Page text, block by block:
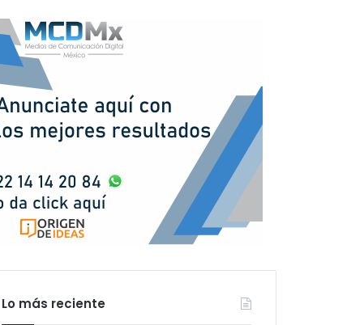
Lo más reciente